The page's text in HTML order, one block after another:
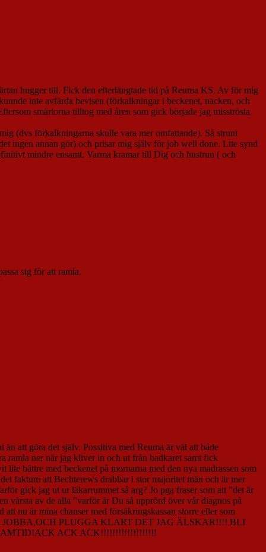
hugger till. Fick den efterlängtade tid på Reuma KS. Av för mig
inte avfärda bevisen (förkalkningar i beckenet, nacken, och
smärtorna tilltog med åren som gick började jag misströsta
(dvs förkalkningarna skulle vara mer omfattande). Så strunt
ingen annan gör) och prisar mig själv för job well done. Lite synd
mindre ensamt. Varma kramar till Dig och hustrun ( och
sig för att ramla.
att göra det själv. Possitiva med Reuma är väl att både
ramla ner när jag kliver in och ut från badkaret samt fick
bättre med beckenet på mornarna med den nya madrassen som
faktum att Bechterews drabbar i stor majoritet män och är mer
gick jag ut ur läkarrummet så arg? Jo pga fraser som att ”det är
värsta av de alla ”varför är Du så upprörd över vår diagnos på
nu är mina chanser med försäkringskassan storre eller som
JOBBA,OCH PLUGGA KLART DET JAG ÄLSKAR!!!! BLI
ACK ACK!!!!!!!!!!!!!!!!!!!